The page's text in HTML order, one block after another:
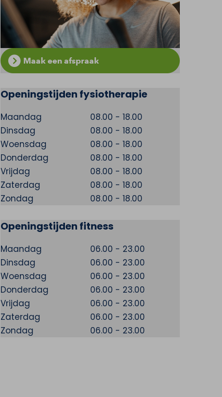
Maak een afspraak
Openingstijden fysiotherapie
Maandag
08.00 - 18.00
Dinsdag
08.00 - 18.00
Woensdag
08.00 - 18.00
Donderdag
08.00 - 18.00
Vrijdag
08.00 - 18.00
Zaterdag
08.00 - 18.00
Zondag
08.00 - 18.00
Openingstijden fitness
Maandag
06.00 - 23.00
Dinsdag
06.00 - 23.00
Woensdag
06.00 - 23.00
Donderdag
06.00 - 23.00
Vrijdag
06.00 - 23.00
Zaterdag
06.00 - 23.00
Zondag
06.00 - 23.00